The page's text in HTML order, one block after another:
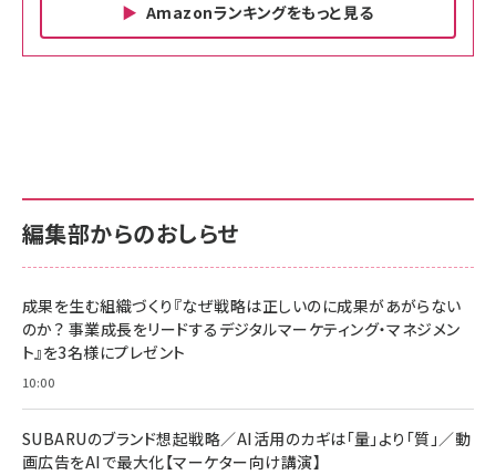
Amazonランキングをもっと見る
￥880
anan(アンアン)2026/06/24号 No.2500増刊
スペシャルエディション[王道エンタメの矜持／
￥1,100
anan(アンアン)2026/07/08号 No.2502[2026
￥880
ママ投資家が育休中に１億貯めた株式投資
サポート正規品 メーカー保証5年 KLMEA128G
NIMASO ガラスフィルム iPhone 17 用 保護フィ
すい ガイド枠付き いPhone17 (6.3インチ) 対応
2枚セット DSP25F1698
￥1,599
￥6,980
サポート正規品 メーカー保証5年 KLMEA128G
Amazon eギフトカード - Amazonロゴ - クラ
￥5,000
Anker PowerLine III Flow USB-C & USB-C
Pro/Air 各種対応 (1.8m ミッドナイトブラック)
￥1,890
編集部からのおしらせ
成果を生む組織づくり『なぜ戦略は正しいのに成果があがらない
のか？ 事業成長をリードするデジタルマーケティング・マネジメン
ト』を3名様にプレゼント
10:00
SUBARUのブランド想起戦略／AI活用のカギは「量」より「質」／動
画広告をAIで最大化【マーケター向け講演】